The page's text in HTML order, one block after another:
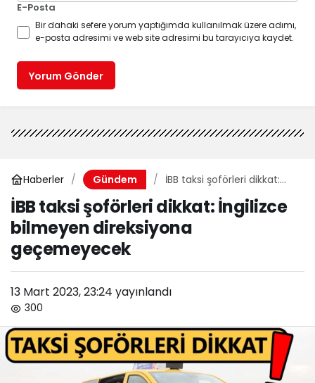
E-Posta
Bir dahaki sefere yorum yaptığımda kullanılmak üzere adımı,
e-posta adresimi ve web site adresimi bu tarayıcıya kaydet.
Yorum Gönder
Haberler Gündem
İBB taksi şoförleri dikkat:
İngilizce bilmeyen
direksiyona geçemeyecek
İBB taksi şoförleri dikkat: İngilizce
bilmeyen direksiyona
geçemeyecek
13 Mart 2023, 23:24 yayınlandı
300